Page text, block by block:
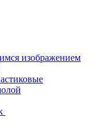
изображением